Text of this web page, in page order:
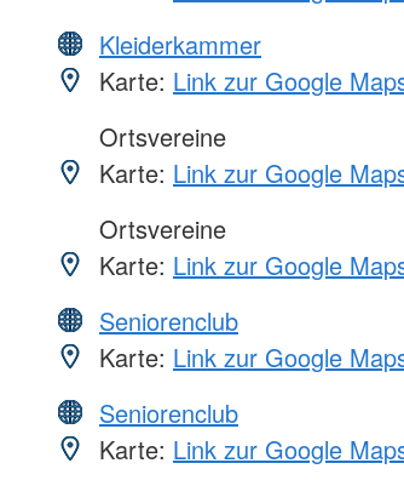
Kleiderkammer
Karte: Link zur Google
Ortsvereine
Karte: Link zur Google
Ortsvereine
Karte: Link zur Google
Seniorenclub
Karte: Link zur Google
Seniorenclub
Karte: Link zur Google